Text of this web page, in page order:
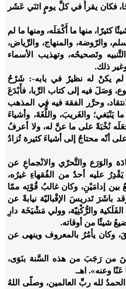
فكان يقرأُ في كلِّ يومٍ اثنَي عَشَر
كثيرًا، منها ما أَكْمَلَه، ومنها ما لم
والرّوضة، والمنهاج، والرِّياض،
التَّنبيه وتَصحيحُه، وتهذيب الأسماء
ذلك.
يكنْ له نظيرٌ في بابه-: شَرْحُ
وَصَلَ فيه إلى كتاب الرِّبا، فأَبْدَعَ
وحرَّر الفقهَ فيه في المذهب
والغَريبَ، واللُّغَةَ، وأشياءَ
نُخْبَةً على ما عنَّ له، ولا أعرفُ
أنّه محتاجٌ إلى أشياءَ كثيرة تُزادُ
والوَرَع والتَّحرّي والانْجماعِ عن
عليه أحدٌ من الفُقهاءِ غيرُه،
بين إدامَيْنِ، وكان غالبُ قُوْتِه ممّا
باشَرَ تَدريسَ الإقْباليّة نيابةً عن
والرُّكْنِيّة، وولي مَشْيَخَة دارِ
شيئًا من أوقاته.
وكان يأمُرُ بالمعروف وينهى عن
من رَجَبَ من هذه السَّنة بنَوَى،
وعنه». اهـ.
لله ربِّ العالمين، وصلّى اللهُ